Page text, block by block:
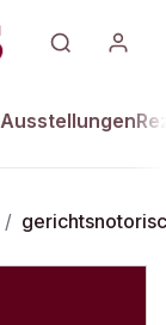
Ausstellungen
/